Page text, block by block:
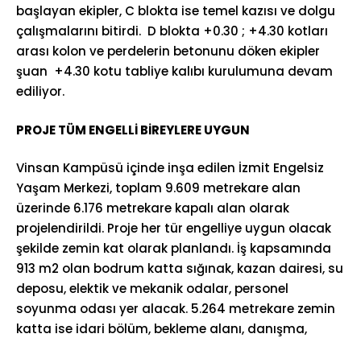
başlayan ekipler, C blokta ise temel kazısı ve dolgu
çalışmalarını bitirdi. D blokta +0.30 ; +4.30 kotları
arası kolon ve perdelerin betonunu döken ekipler
şuan +4.30 kotu tabliye kalıbı kurulumuna devam
ediliyor.
PROJE TÜM ENGELLİ BİREYLERE UYGUN
Vinsan Kampüsü içinde inşa edilen İzmit Engelsiz
Yaşam Merkezi, toplam 9.609 metrekare alan
üzerinde 6.176 metrekare kapalı alan olarak
projelendirildi. Proje her tür engelliye uygun olacak
şekilde zemin kat olarak planlandı. İş kapsamında
913 m2 olan bodrum katta sığınak, kazan dairesi, su
deposu, elektik ve mekanik odalar, personel
soyunma odası yer alacak. 5.264 metrekare zemin
katta ise idari bölüm, bekleme alanı, danışma,